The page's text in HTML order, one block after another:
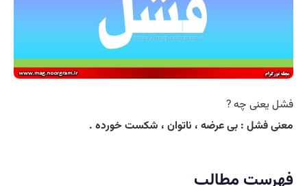
فشل یعنی چه ?
معنی فشل : بی عرضه ، ناتوان ، شکست خورده .